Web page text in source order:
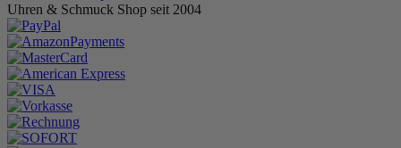
Uhren & Schmuck Shop seit 2004